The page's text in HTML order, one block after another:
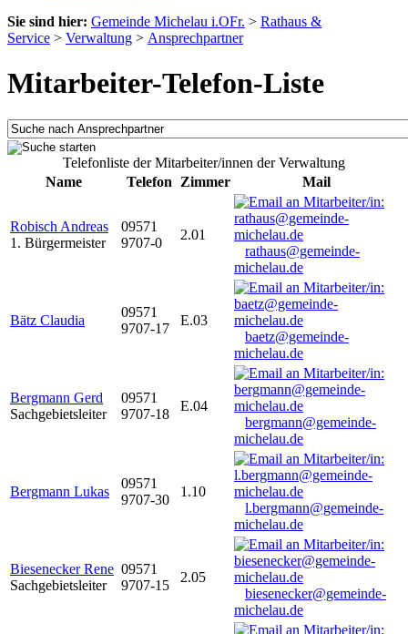
Sie sind hier: Gemeinde Michelau i.OFr. > Rathaus &
Service > Verwaltung > Ansprechpartner
Mitarbeiter-Telefon-Liste
Telefonliste der Mitarbeiter/innen der Verwaltung
Name
Telefon Zimmer Mail
Robisch Andreas
1. Bürgermeister
09571
9707-0
2.01
rathaus@gemeinde-
michelau.de
Bätz Claudia
09571
9707-17
E.03
baetz@gemeinde-
michelau.de
Bergmann Gerd
Sachgebietsleiter
09571
9707-18
E.04
bergmann@gemeinde-
michelau.de
Bergmann Lukas
09571
9707-30
1.10
l.bergmann@gemeinde-
michelau.de
Biesenecker Rene
Sachgebietsleiter
09571
9707-15
2.05
biesenecker@gemeinde-
michelau.de